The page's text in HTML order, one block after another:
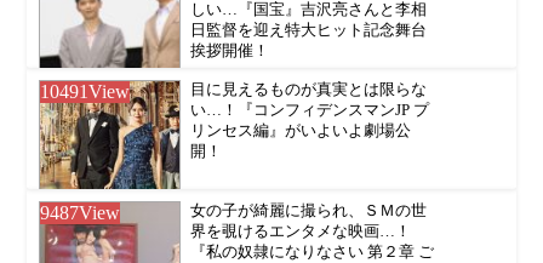
しい…『国宝』吉沢亮さんと李相
日監督を迎え特大ヒット記念舞台
挨拶開催！
10491View
目に見えるものが真実とは限らな
い…！『コンフィデンスマンJP プ
リンセス編』がいよいよ劇場公
開！
9487View
女の子が綺麗に撮られ、ＳＭの世
界を覗けるエンタメな映画…！
『私の奴隷になりなさい 第２章 ご